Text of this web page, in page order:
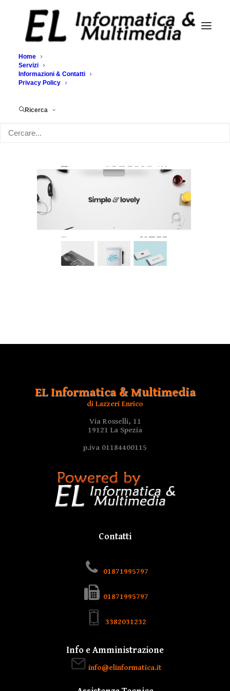
Home
Servizi
Informazioni & Contatti
Privacy Policy
Ricerca
Demo media 752556235
EL Informatica & Multimedia
di Lazzeri Enrico
Via Rosselli, 11
19121 La Spezia
p.iva 01184400115
Contatti
01871995797
01871995797
3382031232
Info e Amministrazione
info@elinformatica.it